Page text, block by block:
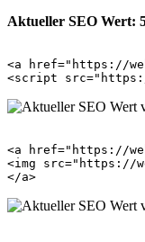
Aktueller SEO Wert:
<a href="https://
<a href="https://
<img src="https://